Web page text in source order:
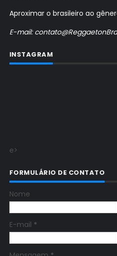
Aproximar o brasileiro ao
E-mail:
INSTAGRAM
e>
FORMULÁRIO DE CONTATO
Nome
E-mail *